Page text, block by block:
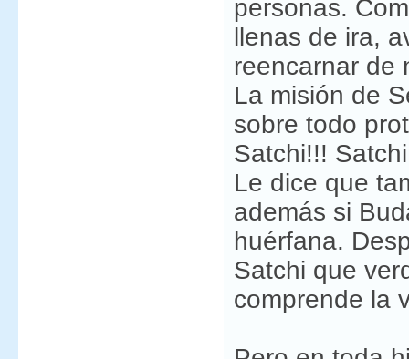
personas.
llenas de ira,
reencarnar de
La misión de
sobre todo
Satchi!!!
Le dice que
además si
huérfana.
Satchi que
comprende la